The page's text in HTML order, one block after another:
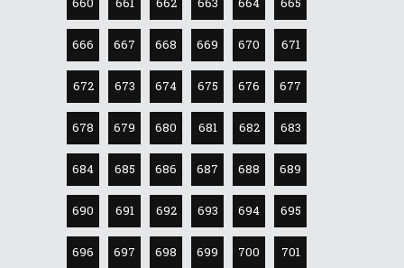
666 667 668 669 670 671
672 673 674 675 676 677
678 679 680 681 682 683
684 685 686 687 688 689
690 691 692 693 694 695
696 697 698 699 700 701